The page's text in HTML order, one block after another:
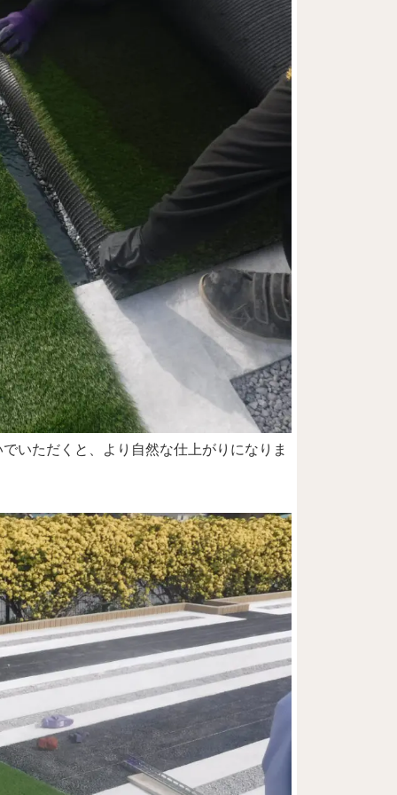
いただくと、より自然な仕上がりになりま